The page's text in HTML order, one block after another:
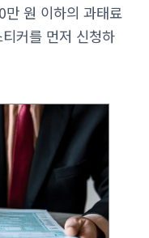
원 이하의 과태료
커를 먼저 신청하